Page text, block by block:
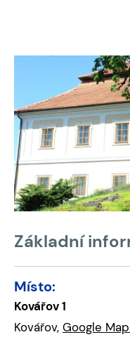
Základní
Místo:
Kovářov 1
Kovářov, Google